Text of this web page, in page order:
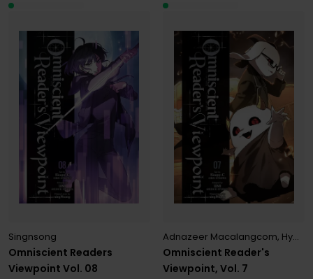
Omniscient Readers
Viewpoint Vol. 08
Singnsong
Omniscient Reader's
Viewpoint, Vol. 7
Adnazeer Macalangcom, Hye Young Im